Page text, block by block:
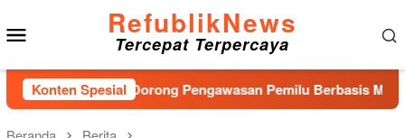
ke
konten
RefublikNews
Tercepat Terpercaya
Konten Spesial
Dorong Pengawasan Pemilu Berbasis Masyarakat